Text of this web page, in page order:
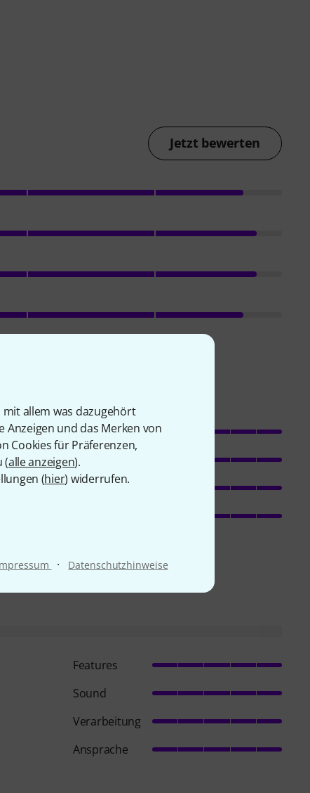
allem was dazugehört
Anzeigen und das Merken von
Cookies für Präferenzen,
(alle anzeigen).
(hier) widerrufen.
· Datenschutzhinweise
Jetzt bewerten
Features
Sound
Verarbeitung
Features
Sound
Verarbeitung
Ansprache